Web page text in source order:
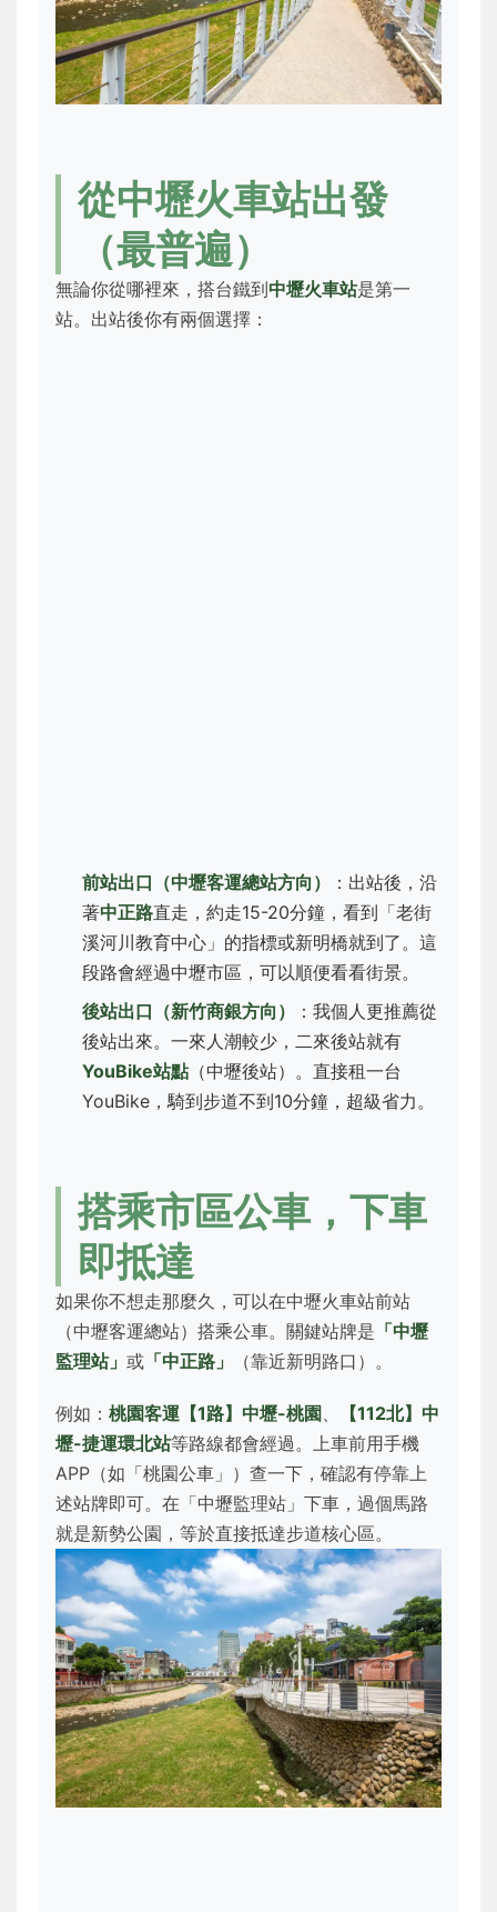
從中壢火車站出發
（最普遍）
無論你從哪裡來，搭台鐵到中壢火車站是第一
站。出站後你有兩個選擇：
前站出口（中壢客運總站方向）
：出站後，沿
著中正路直走，約走15-20分鐘，看到「老街
溪河川教育中心」的指標或新明橋就到了。這
段路會經過中壢市區，可以順便看看街景。
後站出口（新竹商銀方向）
：我個人更推薦從
後站出來。一來人潮較少，二來後站就有
YouBike站點（中壢後站）。直接租一台
YouBike，騎到步道不到10分鐘，超級省力。
搭乘市區公車，下車
即抵達
如果你不想走那麼久，可以在中壢火車站前站
（中壢客運總站）搭乘公車。關鍵站牌是 「中壢
監理站」 或 「中正路」 （靠近新明路口）。
例如： 桃園客運【1路】中壢-桃園
【112北】中
壢-捷運環北站等路線都會經過。上車前用手機
APP（如「桃園公車」）查一下，確認有停靠上
述站牌即可。在「中壢監理站」下車，過個馬路
就是新勢公園，等於直接抵達步道核心區。